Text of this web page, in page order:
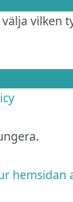
vilken
hemsidan